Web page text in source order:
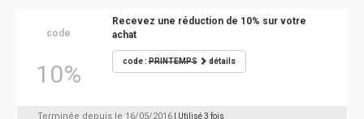
code
10%
Recevez une réduction de 10% sur votre
achat
code :PRINTEMPS détails
Terminée depuis le 16/05/2016 | Utilisé 3 fois